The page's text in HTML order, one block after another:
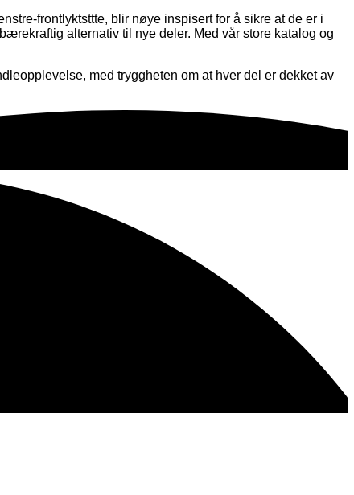
frontlyktsttte, blir nøye inspisert for å sikre at de er i
alternativ til nye deler. Med vår store katalog og
med tryggheten om at hver del er dekket av